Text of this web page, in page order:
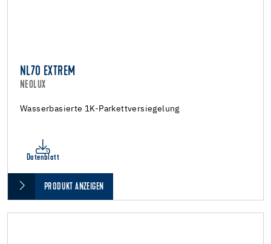
NL70 EXTREM
NEOLUX
Wasserbasierte 1K-Parkettversiegelung
Datenblatt
PRODUKT ANZEIGEN